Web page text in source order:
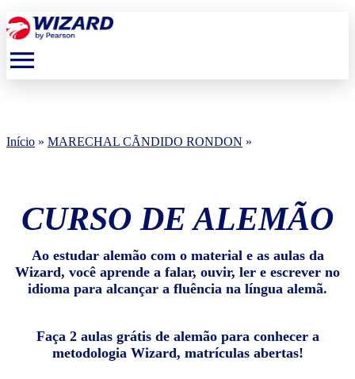
menu
Início » MARECHAL CÃNDIDO RONDON »
CURSO DE ALEMÃO
Ao estudar alemão com o material e as aulas da
Wizard, você aprende a falar, ouvir, ler e escrever no
idioma para alcançar a fluência na língua alemã.
Faça 2 aulas grátis de alemão para conhecer a
metodologia Wizard, matrículas abertas!